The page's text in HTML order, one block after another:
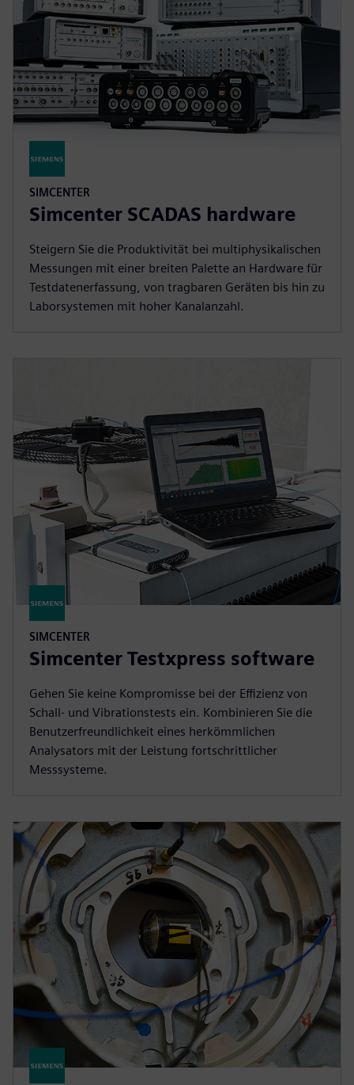
SIMCENTER
Simcenter SCADAS hardware
Steigern Sie die Produktivität bei multiphysikalischen
Messungen mit einer breiten Palette an Hardware für
Testdatenerfassung, von tragbaren Geräten bis hin zu
Laborsystemen mit hoher Kanalanzahl.
SIMCENTER
Simcenter Testxpress software
Gehen Sie keine Kompromisse bei der Effizienz von
Schall- und Vibrationstests ein. Kombinieren Sie die
Benutzerfreundlichkeit eines herkömmlichen
Analysators mit der Leistung fortschrittlicher
Messsysteme.